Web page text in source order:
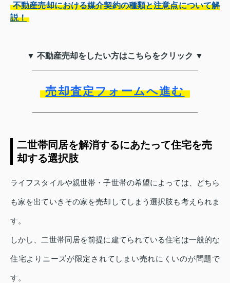
不動産売却における媒介契約の種類と注意点について解
説！
▼ 不動産売却をしたい方はこちらをクリック ▼
売却査定フォームへ進む
二世帯同居を解消するにあたって住宅を売
却する選択肢
ライフスタイルや親世帯・子世帯の希望によっては、どちら
も家を出ていきその家を売却してしまう選択肢も考えられま
す。
しかし、二世帯同居を前提に建てられている住宅は一般的な
住宅よりニーズが限定されてしまい売れにくいのが問題で
す。